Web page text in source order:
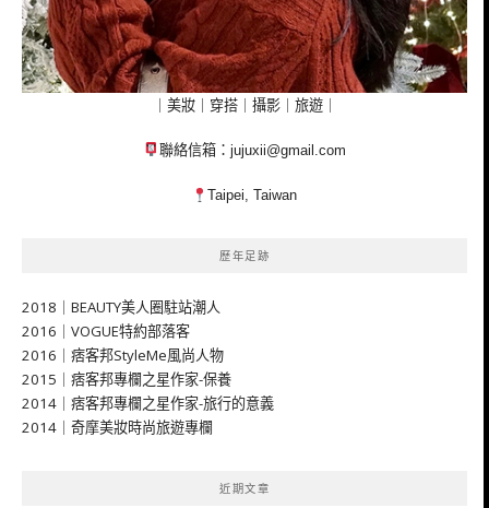
｜美妝｜穿搭｜攝影｜旅遊｜
聯絡信箱： jujuxii@gmail.com
Taipei, Taiwan
歷年足跡
2018｜BEAUTY美人圈駐站潮人
2016｜VOGUE特約部落客
2016｜痞客邦StyleMe風尚人物
2015｜痞客邦專欄之星作家-保養
2014｜痞客邦專欄之星作家-旅行的意義
2014｜奇摩美妝時尚旅遊專欄
近期文章